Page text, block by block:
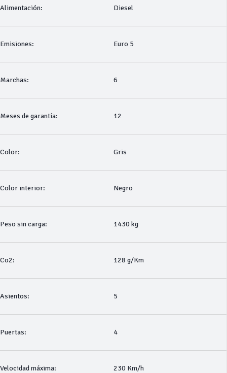
Alimentación: Diesel
Emisiones: Euro 5
Marchas: 6
Meses de garantía: 12
Color: Gris
Color interior: Negro
Peso sin carga: 1430 kg
Co2: 128 g/Km
Asientos: 5
Puertas: 4
Velocidad máxima: 230 Km/h